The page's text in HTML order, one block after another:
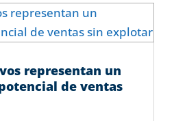
representan un
de ventas